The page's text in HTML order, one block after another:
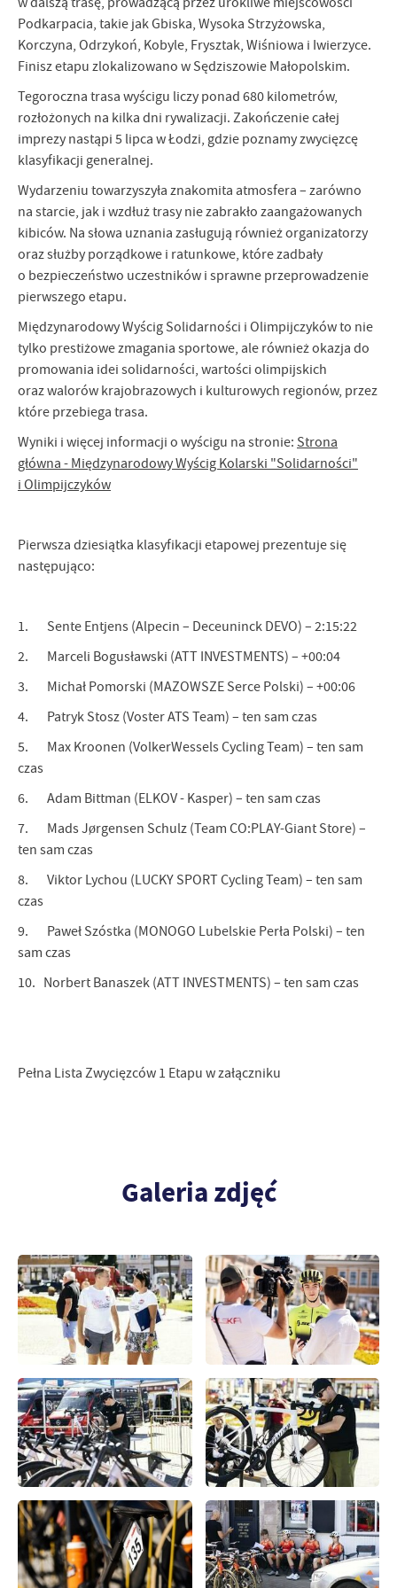
Podkarpacia, takie jak Gbiska, Wysoka Strzyżowska,
Korczyna, Odrzykoń, Kobyle, Frysztak, Wiśniowa i Iwierzyce.
Finisz etapu zlokalizowano w Sędziszowie Małopolskim.
Tegoroczna trasa wyścigu liczy ponad 680 kilometrów,
rozłożonych na kilka dni rywalizacji. Zakończenie całej
imprezy nastąpi 5 lipca w Łodzi, gdzie poznamy zwycięzcę
klasyfikacji generalnej.
Wydarzeniu towarzyszyła znakomita atmosfera – zarówno
na starcie, jak i wzdłuż trasy nie zabrakło zaangażowanych
kibiców. Na słowa uznania zasługują również organizatorzy
oraz służby porządkowe i ratunkowe, które zadbały
o bezpieczeństwo uczestników i sprawne przeprowadzenie
pierwszego etapu.
Międzynarodowy Wyścig Solidarności i Olimpijczyków to nie
tylko prestiżowe zmagania sportowe, ale również okazja do
promowania idei solidarności, wartości olimpijskich
oraz walorów krajobrazowych i kulturowych regionów, przez
które przebiega trasa.
Wyniki i więcej informacji o wyścigu na stronie: Strona
główna - Międzynarodowy Wyścig Kolarski "Solidarności"
i Olimpijczyków
Pierwsza dziesiątka klasyfikacji etapowej prezentuje się
następująco:
1. Sente Entjens (Alpecin – Deceuninck DEVO) – 2:15:22
2. Marceli Bogusławski (ATT INVESTMENTS) – +00:04
3. Michał Pomorski (MAZOWSZE Serce Polski) – +00:06
4. Patryk Stosz (Voster ATS Team) – ten sam czas
5. Max Kroonen (VolkerWessels Cycling Team) – ten sam
czas
6. Adam Bittman (ELKOV - Kasper) – ten sam czas
7. Mads Jørgensen Schulz (Team CO:PLAY-Giant Store) –
ten sam czas
8. Viktor Lychou (LUCKY SPORT Cycling Team) – ten sam
czas
9. Paweł Szóstka (MONOGO Lubelskie Perła Polski) – ten
sam czas
10. Norbert Banaszek (ATT INVESTMENTS) – ten sam czas
Pełna Lista Zwycięzców 1 Etapu w załączniku
Galeria zdjęć
komunikatów na podstawie analizy Twoich upodobań oraz Twoich
zwyczajów dotyczących przeglądanej witryny internetowej. Treści
promocyjne mogą pojawić się na stronach podmiotów trzecich lub
firm będących naszymi partnerami oraz innych dostawców usług.
treści w postaci wiadomości, ofert, komunikatów mediów
społecznościowych.